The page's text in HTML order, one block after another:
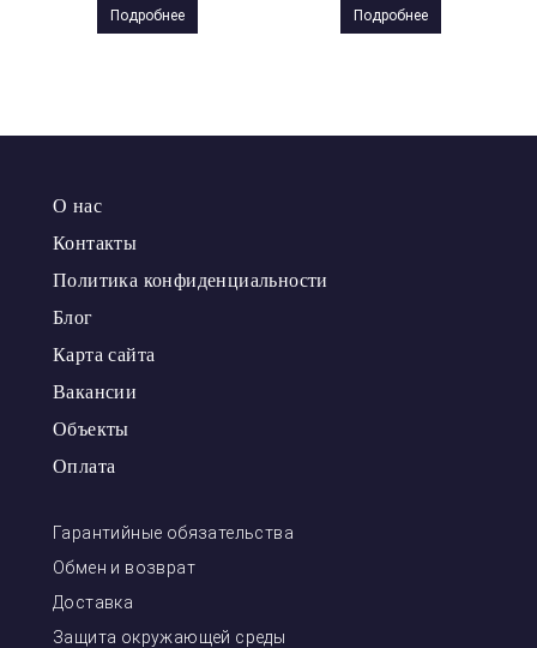
Подробнее Подробнее
О нас
Контакты
Политика конфиденциальности
Блог
Карта сайта
Вакансии
Объекты
Оплата
Гарантийные обязательства
Обмен и возврат
Доставка
Защита окружающей среды